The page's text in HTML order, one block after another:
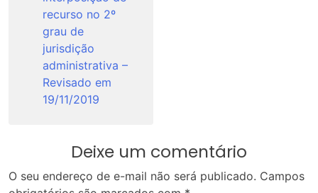
recurso no 2º
grau de
jurisdição
administrativa –
Revisado em
19/11/2019
Deixe um comentário
O seu endereço de e-mail não será publicado. Campos